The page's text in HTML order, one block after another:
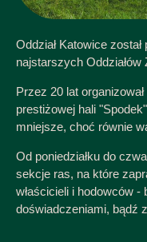
Oddział Katowice
najstarszych Oddziałów
Przez 20 lat
prestiżowej hali
mniejsze, choć równie
Od poniedziałku do
sekcje ras, na które
właścicieli i hodowców
doświadczeniami, bądź